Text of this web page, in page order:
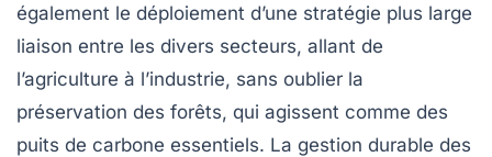
également le déploiement d’une stratégie plus large
liaison entre les divers secteurs, allant de
l’agriculture à l’industrie, sans oublier la
préservation des forêts, qui agissent comme des
puits de carbone essentiels. La gestion durable des